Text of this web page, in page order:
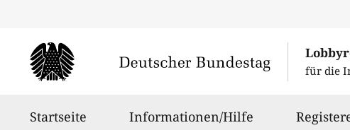
für die
Startseite Informationen/Hilfe